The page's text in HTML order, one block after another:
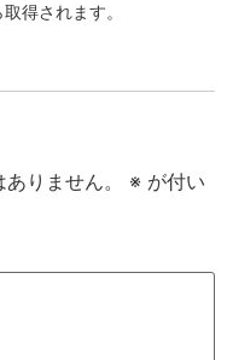
取得されます。
りません。 ※ が付い